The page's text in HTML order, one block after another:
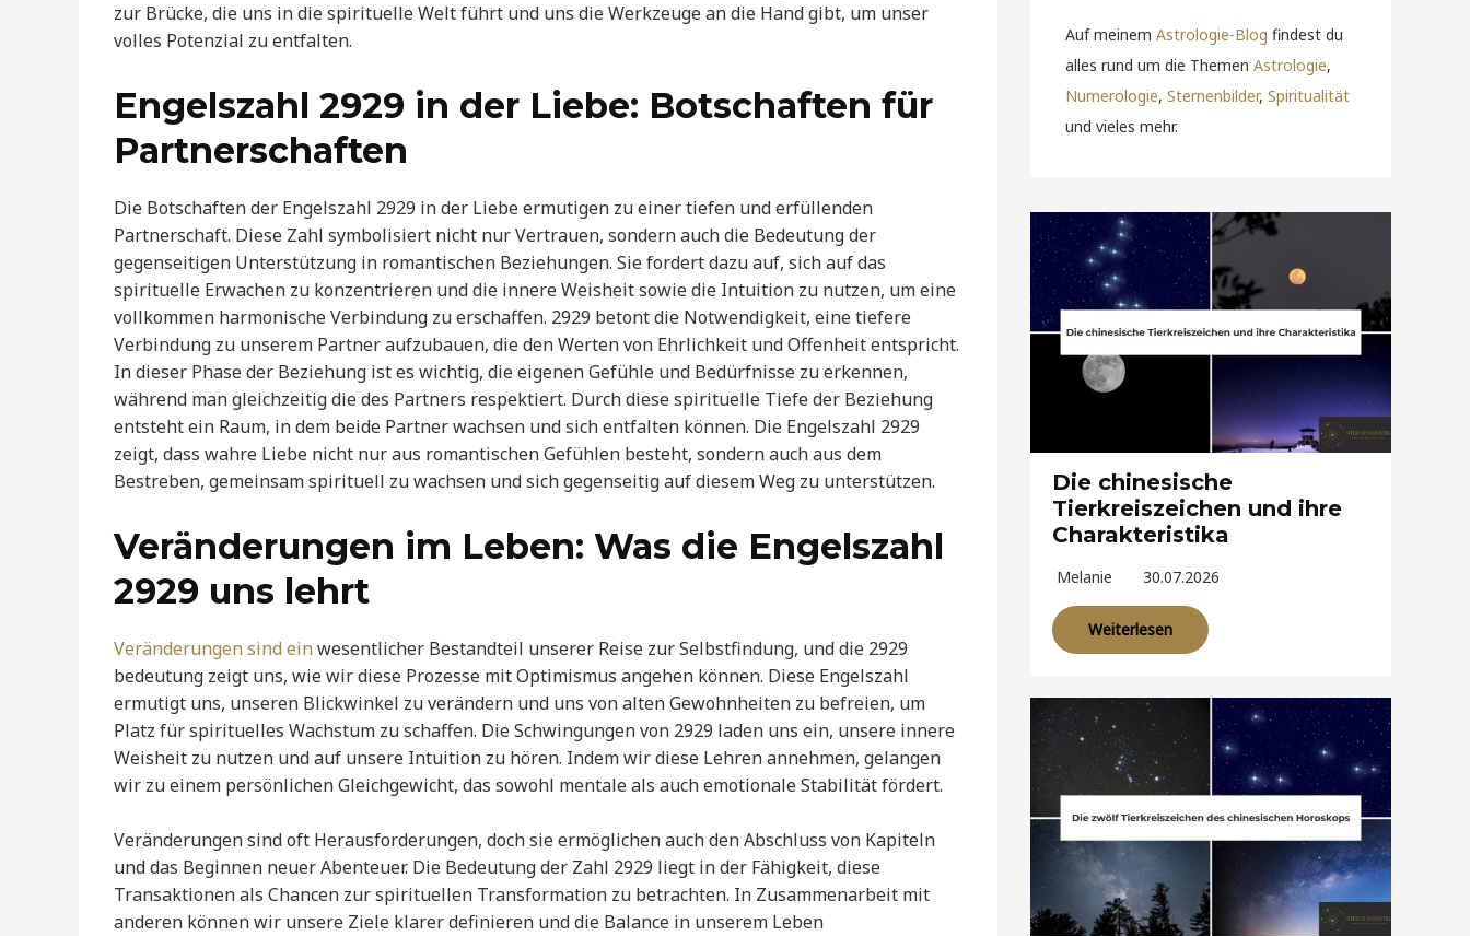
zur Brücke, die uns in die spirituelle Welt führt und uns die Werkzeuge an die Hand gibt, um unser
volles Potenzial zu entfalten.
Engelszahl 2929 in der Liebe: Botschaften für
Partnerschaften
Die Botschaften der Engelszahl 2929 in der Liebe ermutigen zu einer tiefen und erfüllenden
Partnerschaft. Diese Zahl symbolisiert nicht nur Vertrauen, sondern auch die Bedeutung der
gegenseitigen Unterstützung in romantischen Beziehungen. Sie fordert dazu auf, sich auf das
spirituelle Erwachen zu konzentrieren und die innere Weisheit sowie die Intuition zu nutzen, um eine
vollkommen harmonische Verbindung zu erschaffen. 2929 betont die Notwendigkeit, eine tiefere
Verbindung zu unserem Partner aufzubauen, die den Werten von Ehrlichkeit und Offenheit entspricht.
In dieser Phase der Beziehung ist es wichtig, die eigenen Gefühle und Bedürfnisse zu erkennen,
während man gleichzeitig die des Partners respektiert. Durch diese spirituelle Tiefe der Beziehung
entsteht ein Raum, in dem beide Partner wachsen und sich entfalten können. Die Engelszahl 2929
zeigt, dass wahre Liebe nicht nur aus romantischen Gefühlen besteht, sondern auch aus dem
Bestreben, gemeinsam spirituell zu wachsen und sich gegenseitig auf diesem Weg zu unterstützen.
Veränderungen im Leben: Was die Engelszahl
2929 uns lehrt
Veränderungen sind ein wesentlicher Bestandteil unserer Reise zur Selbstfindung, und die 2929
bedeutung zeigt uns, wie wir diese Prozesse mit Optimismus angehen können. Diese Engelszahl
ermutigt uns, unseren Blickwinkel zu verändern und uns von alten Gewohnheiten zu befreien, um
Platz für spirituelles Wachstum zu schaffen. Die Schwingungen von 2929 laden uns ein, unsere innere
Weisheit zu nutzen und auf unsere Intuition zu hören. Indem wir diese Lehren annehmen, gelangen
wir zu einem persönlichen Gleichgewicht, das sowohl mentale als auch emotionale Stabilität fördert.
Veränderungen sind oft Herausforderungen, doch sie ermöglichen auch den Abschluss von Kapiteln
und das Beginnen neuer Abenteuer. Die Bedeutung der Zahl 2929 liegt in der Fähigkeit, diese
Transaktionen als Chancen zur spirituellen Transformation zu betrachten. In Zusammenarbeit mit
anderen können wir unsere Ziele klarer definieren und die Balance in unserem Leben
Auf meinem Astrologie-Blog findest du
alles rund um die Themen Astrologie,
Numerologie, Sternenbilder, Spiritualität
und vieles mehr.
Die chinesische
Tierkreiszeichen und ihre
Charakteristika
Melanie 30.07.2026
Weiterlesen